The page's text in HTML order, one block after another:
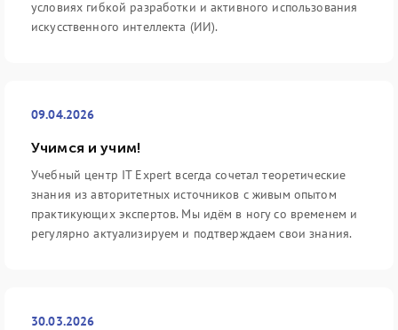
условиях гибкой разработки и активного использования
искусственного интеллекта (ИИ).
09.04.2026
Учимся и учим!
Учебный центр IT Expert всегда сочетал теоретические
знания из авторитетных источников с живым опытом
практикующих экспертов. Мы идём в ногу со временем и
регулярно актуализируем и подтверждаем свои знания.
30.03.2026